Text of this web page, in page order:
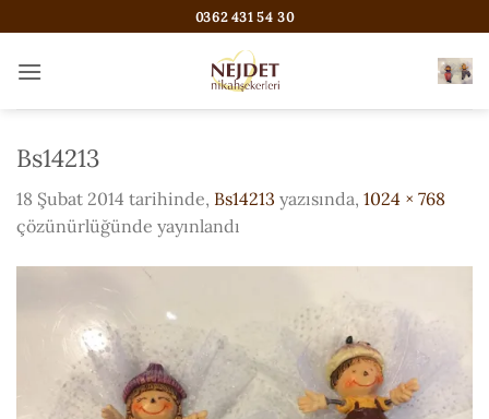
atla
0362 431 54 30
Bs14213
18 Şubat 2014 tarihinde, Bs14213 yazısında, 1024 × 768
çözünürlüğünde yayınlandı